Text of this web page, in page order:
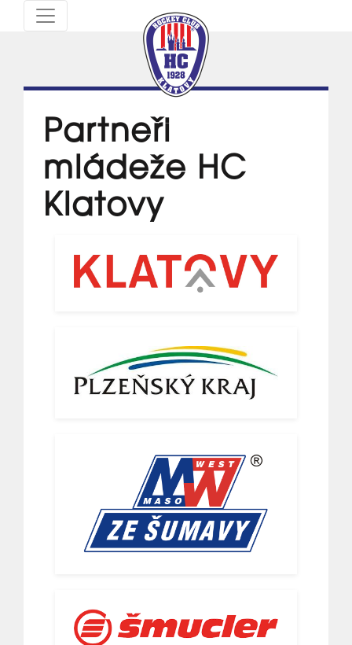
Partneři
mládeže HC
Klatovy